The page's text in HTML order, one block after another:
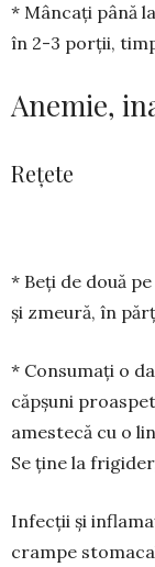
* Mâncați până
în 2-3 porții,
Anemie,
Rețete
* Beți de două
și zmeură, în
* Consumați o
căpșuni
amestecă cu o
Se ține la
Infecții și
crampe